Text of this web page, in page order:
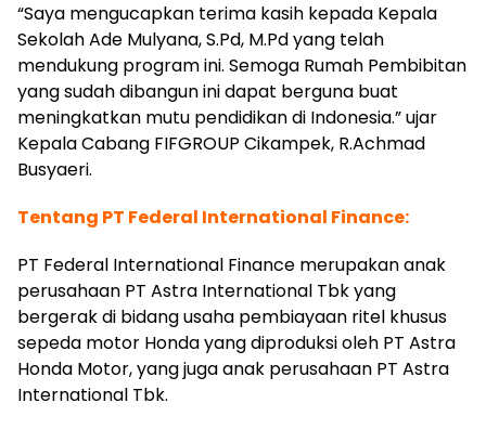
“Saya mengucapkan terima kasih kepada Kepala
Sekolah Ade Mulyana, S.Pd, M.Pd yang telah
mendukung program ini. Semoga Rumah Pembibitan
yang sudah dibangun ini dapat berguna buat
meningkatkan mutu pendidikan di Indonesia.” ujar
Kepala Cabang FIFGROUP Cikampek, R.Achmad
Busyaeri.
Tentang PT Federal International Finance:
PT Federal International Finance merupakan anak
perusahaan PT Astra International Tbk yang
bergerak di bidang usaha pembiayaan ritel khusus
sepeda motor Honda yang diproduksi oleh PT Astra
Honda Motor, yang juga anak perusahaan PT Astra
International Tbk.